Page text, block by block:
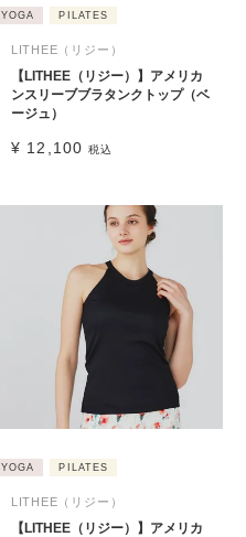
YOGA PILATES
LITHEE（リジー）
【LITHEE（リジー）】アメリカ
ンスリーブブラタンクトップ（ベ
ージュ）
¥ 12,100 税込
YOGA PILATES
LITHEE（リジー）
【LITHEE（リジー）】アメリカ